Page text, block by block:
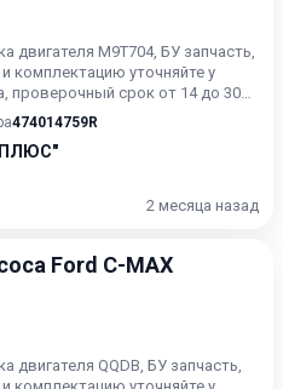
двигателя M9T704, БУ запчасть,
комплектацию уточняйте у
проверочный срок от 14 до 30
474014759R
2 месяца назад
Ford C-MAX
двигателя QQDB, БУ запчасть,